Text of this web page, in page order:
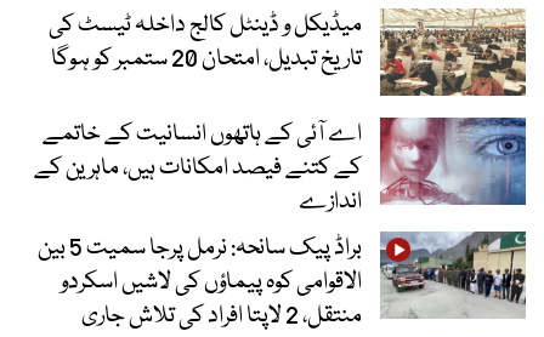
میڈیکل و ڈینٹل کالج داخلہ ٹیسٹ کی
تاریخ تبدیل، امتحان 20 ستمبر کو ہوگا
اے آئی کے ہاتھوں انسانیت کے خاتمے
کے کتنے فیصد امکانات ہیں، ماہرین کے
اندازے
براڈ پیک سانحہ: نرمل پرجا سمیت 5 بین
الاقوامی کوہ پیماؤں کی لاشیں اسکردو
منتقل، 2 لاپتا افراد کی تلاش جاری